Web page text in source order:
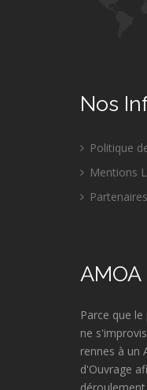
Nos
Politique
Mentions
Partenaires
Parce que
ne
rennes à un
d'Ouvrage